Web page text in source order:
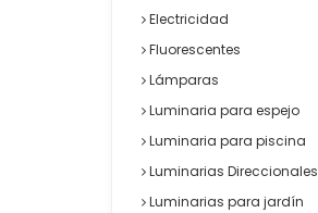
Electricidad
Fluorescentes
Lámparas
Luminaria para espejo
Luminaria para piscina
Luminarias Direccionales
Luminarias para jardín